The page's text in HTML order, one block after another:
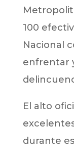
100
Nacional
enfrentar
El alto
durante